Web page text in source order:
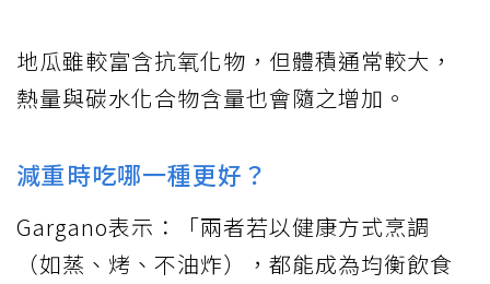
地瓜雖較富含抗氧化物，但體積通常較大，
熱量與碳水化合物含量也會隨之增加。
減重時吃哪一種更好？
Gargano表示：「兩者若以健康方式烹調
（如蒸、烤、不油炸），都能成為均衡飲食